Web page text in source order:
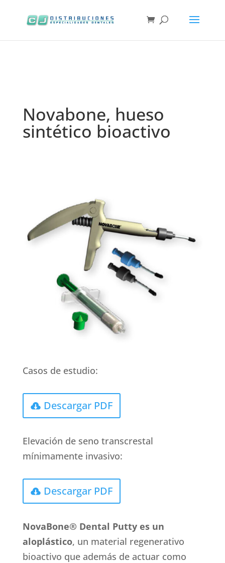
Novabone, hueso
sintético bioactivo
Casos de estudio:
Descargar PDF
Elevación de seno transcrestal
mínimamente invasivo:
Descargar PDF
NovaBone® Dental Putty es un
aloplástico, un material regenerativo
bioactivo que además de actuar como